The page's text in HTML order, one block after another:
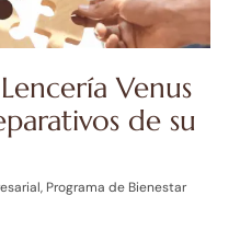
Venus
de su
, Programa de Bienestar